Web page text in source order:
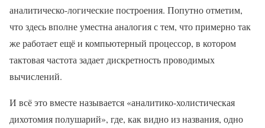
аналитическо-логические построения. Попутно отметим,
что здесь вполне уместна аналогия с тем, что примерно так
же работает ещё и компьютерный процессор, в котором
тактовая частота задает дискретность проводимых
вычислений.
И всё это вместе называется «аналитико-холистическая
дихотомия полушарий», где, как видно из названия, одно